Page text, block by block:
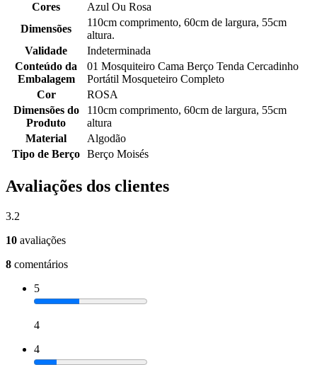
Cores
Azul Ou Rosa
Dimensões
110cm comprimento, 60cm de largura, 55cm
altura.
Validade
Indeterminada
Conteúdo da
Embalagem
01 Mosquiteiro Cama Berço Tenda Cercadinho
Portátil Mosqueteiro Completo
Cor
ROSA
Dimensões do
Produto
110cm comprimento, 60cm de largura, 55cm
altura
Material
Algodão
Tipo de Berço Berço Moisés
Avaliações dos clientes
3.2
10 avaliações
8 comentários
5
4
4